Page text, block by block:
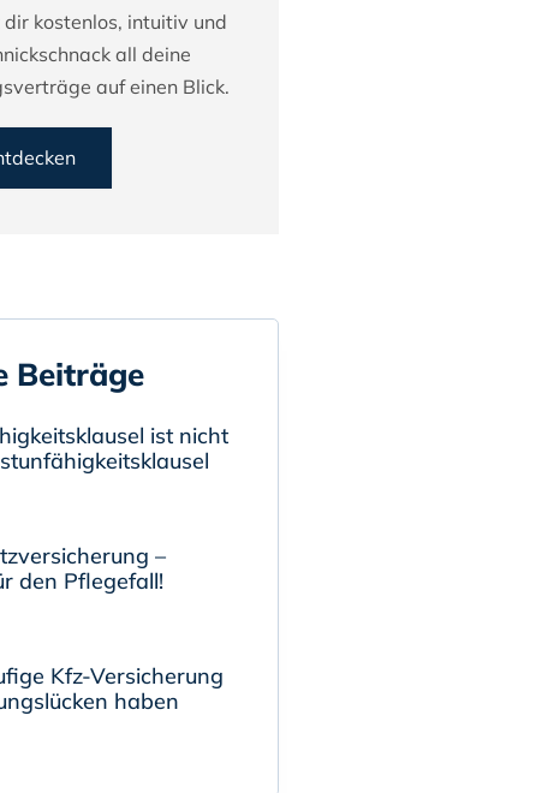
kostenlos, intuitiv und
all deine
auf einen Blick.
Beiträge
ist nicht
–
den Pflegefall!
Kfz-Versicherung
haben